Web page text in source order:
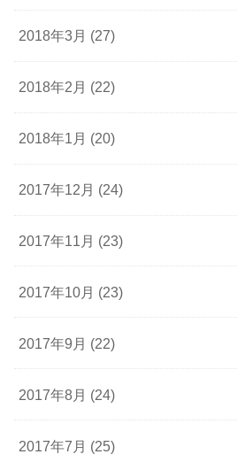
2018年3月 (27)
2018年2月 (22)
2018年1月 (20)
2017年12月 (24)
2017年11月 (23)
2017年10月 (23)
2017年9月 (22)
2017年8月 (24)
2017年7月 (25)